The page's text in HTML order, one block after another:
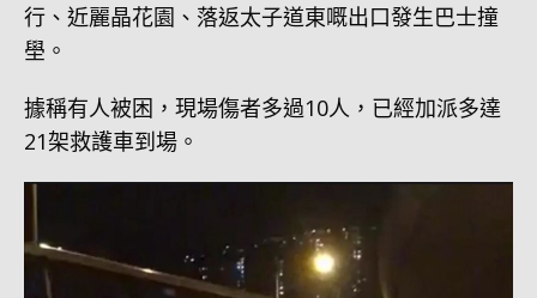
行、近麗晶花園、落返太子道東嘅出口發生巴士撞
壆。
據稱有人被困，現場傷者多過10人，已經加派多達
21架救護車到場。